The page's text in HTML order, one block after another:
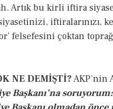
Artık bu kirli iftira
iftiralarınızı,
felsefesini çoktan
NE DEMİŞTİ?AKP’nin
Başkanı’na